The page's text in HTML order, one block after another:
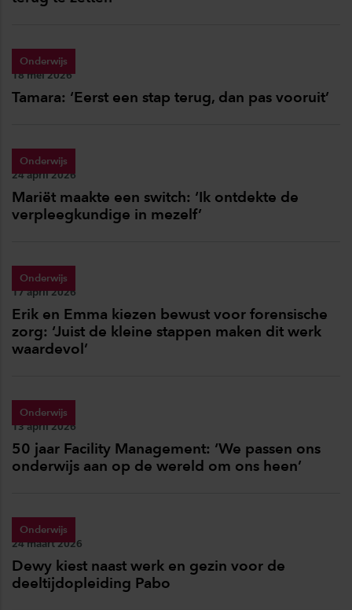
Onderwijs
Publicatiedatum:
18 mei 2026
Tamara: ‘Eerst een stap terug, dan pas vooruit’
Onderwijs
Publicatiedatum:
24 april 2026
Mariët maakte een switch: ‘Ik ontdekte de
verpleegkundige in mezelf’
Onderwijs
Publicatiedatum:
17 april 2026
Erik en Emma kiezen bewust voor forensische
zorg: ‘Juist de kleine stappen maken dit werk
waardevol’
Onderwijs
Publicatiedatum:
13 april 2026
50 jaar Facility Management: ‘We passen ons
onderwijs aan op de wereld om ons heen’
Onderwijs
Publicatiedatum:
24 maart 2026
Dewy kiest naast werk en gezin voor de
deeltijdopleiding Pabo